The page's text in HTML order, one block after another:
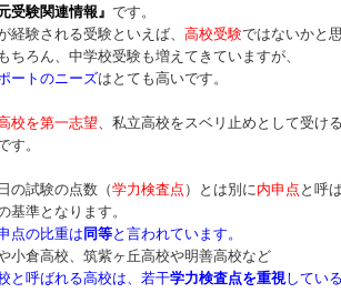
受験関連情報』 です。
経験される受験といえば、 高校受験ではないかと
ちろん、中学校受験も増えてきていますが、
ートのニーズはとても高いです。
校を第一志望、私立高校をスベリ止めとして受け
す。
の試験の点数（学力検査点 ）とは別に内申点 と呼
基準となります。
点の比重は 同等と言われています。
小倉高校、筑紫ヶ丘高校や明善高校など
と呼ばれる高校は、若干学力検査点を重視してい